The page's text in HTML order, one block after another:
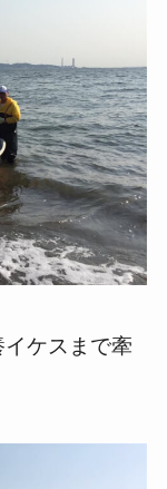
ケスまで牽